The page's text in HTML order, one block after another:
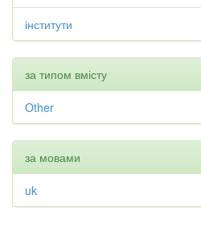
інститути
за типом вмісту
Other
за мовами
uk